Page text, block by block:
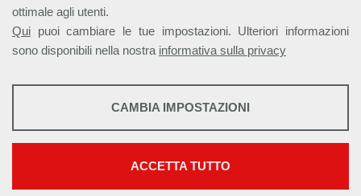
ottimale agli utenti.
Qui puoi cambiare le tue impostazioni. Ulteriori informazioni
sono disponibili nella nostra informativa sulla privacy
STATISTICHE
Mostra maggiori informazioni
Google Analytics
CAMBIA IMPOSTAZIONI
ACCETTA TUTTO
Alleanza Italiana per lo Sviluppo Sostenibile - ASviS
commerciale - Non opere derivate 4.0 Internazionale